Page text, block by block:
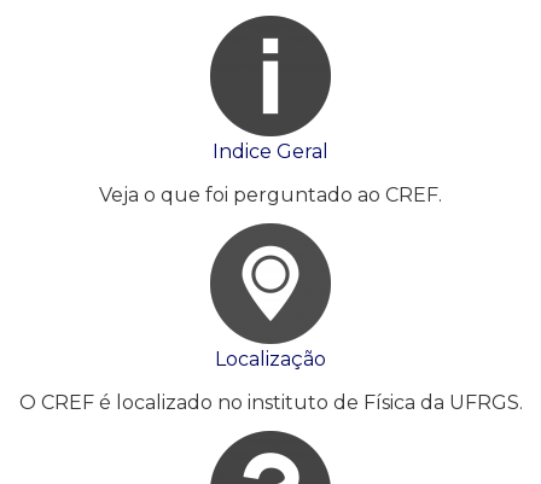
Indice Geral
Veja o que foi perguntado ao CREF.
Localização
O CREF é localizado no instituto de Física da UFRGS.